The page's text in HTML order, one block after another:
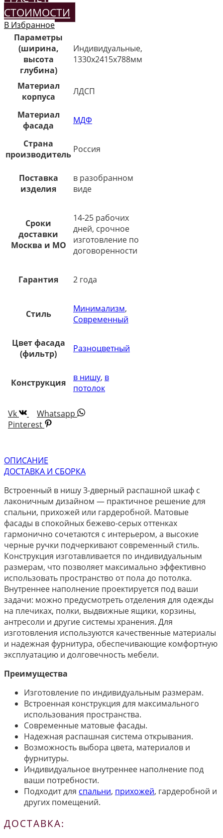
СТОИМОСТИ
В Избранное
Параметры
(ширина,
высота
глубина)
Индивидуальные,
1330х2415х788мм
Материал
корпуса
ЛДСП
Материал
фасада
МДФ
Страна
производитель Россия
Поставка
изделия
в разобранном
виде
Сроки
доставки
Москва и МО
14-25 рабочих
дней, срочное
изготовление по
договоренности
Гарантия 2 года
Стиль Минимализм,
Современный
Цвет фасада
(фильтр)
Разноцветный
Конструкция в нишу, в
потолок
Vk
Whatsapp
Pinterest
ОПИСАНИЕ
ДОСТАВКА И СБОРКА
Встроенный в нишу 3-дверный распашной шкаф с
лаконичным дизайном — практичное решение для
спальни, прихожей или гардеробной. Матовые
фасады в спокойных бежево-серых оттенках
гармонично сочетаются с интерьером, а высокие
черные ручки подчеркивают современный стиль.
Конструкция изготавливается по индивидуальным
размерам, что позволяет максимально эффективно
использовать пространство от пола до потолка.
Внутреннее наполнение проектируется под ваши
задачи: можно предусмотреть отделения для одежды
на плечиках, полки, выдвижные ящики, корзины,
антресоли и другие системы хранения. Для
изготовления используются качественные материалы
и надежная фурнитура, обеспечивающие комфортную
эксплуатацию и долговечность мебели.
Преимущества
Изготовление по индивидуальным размерам.
Встроенная конструкция для максимального
использования пространства.
Современные матовые фасады.
Надежная распашная система открывания.
Возможность выбора цвета, материалов и
фурнитуры.
Индивидуальное внутреннее наполнение под
ваши потребности.
Подходит для спальни, прихожей, гардеробной и
других помещений.
ДОСТАВКА: